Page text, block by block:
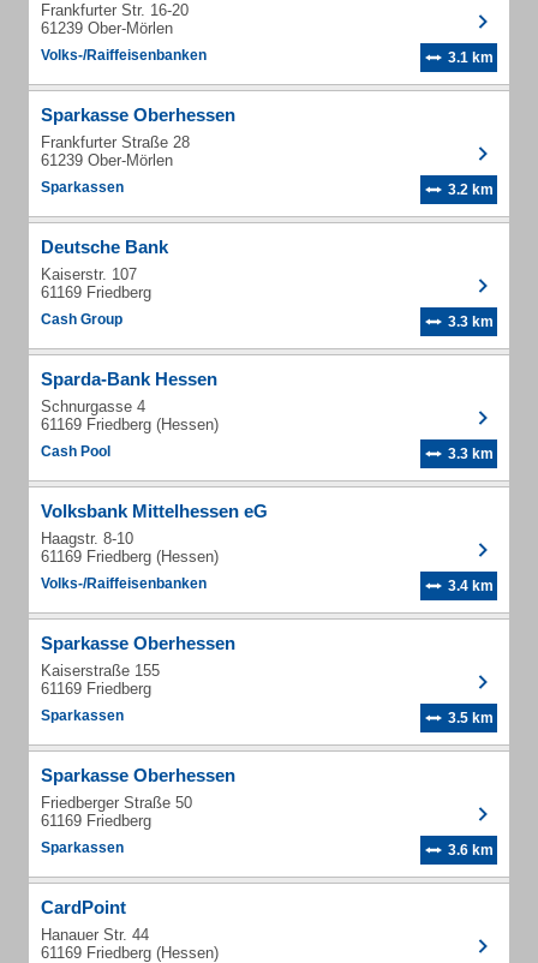
Frankfurter Str. 16-20
61239 Ober-Mörlen
Volks-/Raiffeisenbanken 3.1 km
Sparkasse Oberhessen
Frankfurter Straße 28
61239 Ober-Mörlen
Sparkassen 3.2 km
Deutsche Bank
Kaiserstr. 107
61169 Friedberg
Cash Group 3.3 km
Sparda-Bank Hessen
Schnurgasse 4
61169 Friedberg (Hessen)
Cash Pool 3.3 km
Volksbank Mittelhessen eG
Haagstr. 8-10
61169 Friedberg (Hessen)
Volks-/Raiffeisenbanken 3.4 km
Sparkasse Oberhessen
Kaiserstraße 155
61169 Friedberg
Sparkassen 3.5 km
Sparkasse Oberhessen
Friedberger Straße 50
61169 Friedberg
Sparkassen 3.6 km
CardPoint
Hanauer Str. 44
61169 Friedberg (Hessen)